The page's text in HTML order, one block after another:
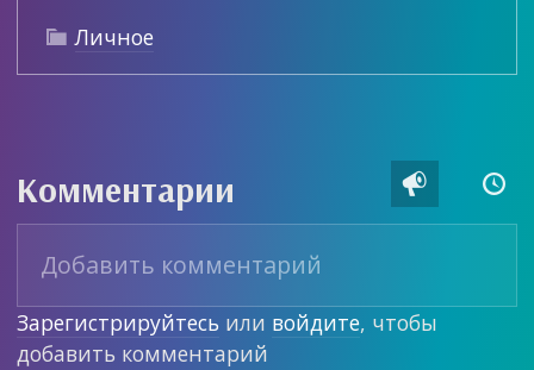
 Личное
Комментарии  
Зарегистрируйтесь или войдите, чтобы
добавить комментарий